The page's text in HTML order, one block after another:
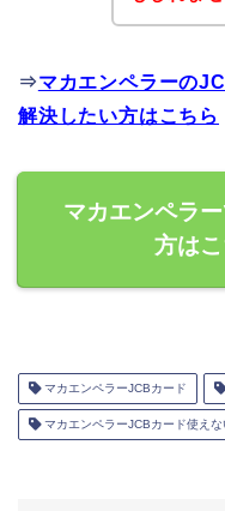
⇒マカエンペラーの
解決したい方はこちら
マカエンペラ
方は
マカエンペラーJCBカード
マカエンペラーJCBカード使えな